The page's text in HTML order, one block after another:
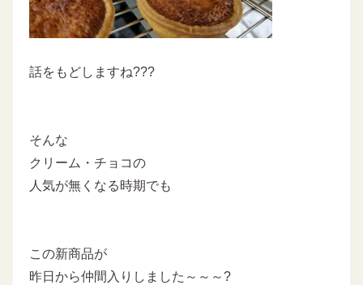
話をもどしますね???
そんな
クリーム・チョコの
人気が無くなる時期でも
この新商品が
昨日から仲間入りしました～～～?